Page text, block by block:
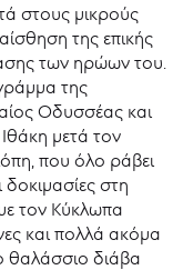
στους μικρούς
της επικής
των ηρώων του.
της
Οδυσσέας και
μετά τον
που όλο ράβει
στη
τον Κύκλωπα
και πολλά ακόμα
θαλάσσιο διάβα